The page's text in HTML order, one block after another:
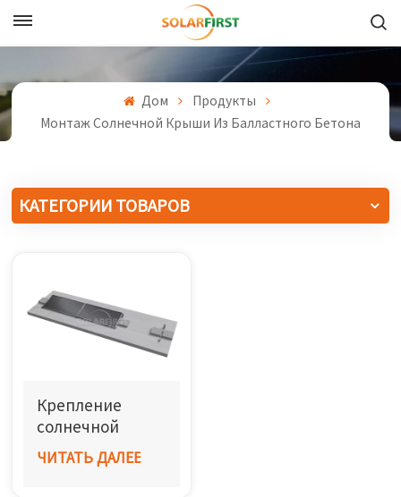
中文
Español
Português
한국어
بالعربية
Дом
Продукты
Монтаж Солнечной Крыши Из Балластного Бетона
КАТЕГОРИИ ТОВАРОВ
Крепление
солнечной
батареи на
бетонную
ЧИТАТЬ ДАЛЕЕ